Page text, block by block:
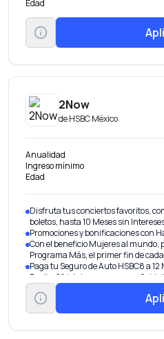
Edad
2Now
deHSBC México
Anualidad
Ingreso mínimo
Edad
Disfruta tus conciertos favoritos,
boletos, hasta 10 Meses sin
Promociones y bonificaciones con
Con el beneficio Mujeres al mundo,
Programa Más, el primer fin de
Paga tu Seguro de Auto HSBC8 a 12
Recibe 2% de tus compras en Saldo
tarjeta.
Prepara las maletas y obtén un
acumuladas a partir de $50,000
debes acumular compras iguales o